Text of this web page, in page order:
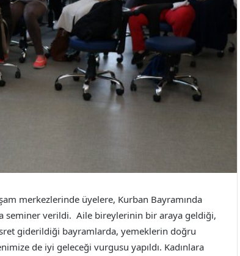
merkezlerinde üyelere, Kurban Bayramında
seminer verildi. Aile bireylerinin bir araya geldiği,
giderildiği bayramlarda, yemeklerin doğru
de iyi geleceği vurgusu yapıldı. Kadınlara